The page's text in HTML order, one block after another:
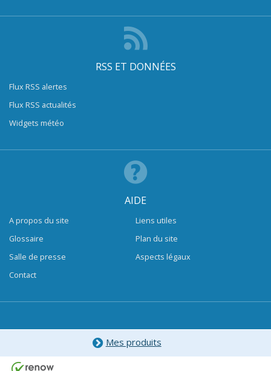
RSS ET DONNÉES
Flux RSS alertes
Flux RSS actualités
Widgets météo
AIDE
A propos du site
Glossaire
Salle de presse
Contact
Liens utiles
Plan du site
Aspects légaux
Mes produits